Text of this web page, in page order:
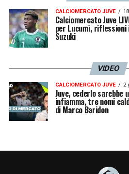
CALCIOMERCATO JUVE
Calciomercato Juve
per Lucumì,
Suzuki
VIDEO
CALCIOMERCATO JUVE 2
Juve, cederlo
infiamma, tre nomi
di Marco Baridon